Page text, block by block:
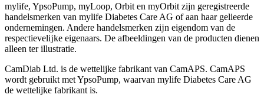
mylife, YpsoPump, myLoop, Orbit en myOrbit zijn geregistreerde
handelsmerken van mylife Diabetes Care AG of aan haar gelieerde
ondernemingen. Andere handelsmerken zĳn eigendom van de
respectievelĳke eigenaars. De afbeeldingen van de producten dienen
alleen ter illustratie.
CamDiab Ltd. is de wettelijke fabrikant van CamAPS. CamAPS
wordt gebruikt met YpsoPump, waarvan mylife Diabetes Care AG
de wettelijke fabrikant is.